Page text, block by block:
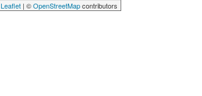
Leaflet | ©OpenStreetMapcontributors